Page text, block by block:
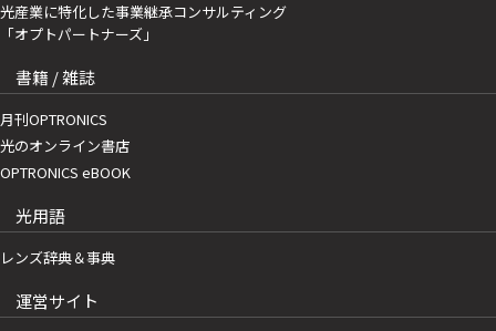
光産業に特化した事業継承コンサルティング
「オプトパートナーズ」
書籍 / 雑誌
月刊OPTRONICS
光のオンライン書店
OPTRONICS eBOOK
光用語
レンズ辞典＆事典
運営サイト